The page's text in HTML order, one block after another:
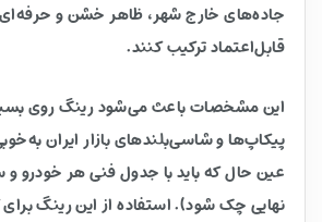
جاده‌های خارج شهر، ظاهر خشن و حرفه‌ای
قابل‌اعتماد ترکیب کنند.
این مشخصات باعث می‌شود رینگ روی
پیکاپ‌ها و شاسی‌بلندهای بازار ایران
عین حال که باید با جدول فنی هر خودرو و
نهایی چک شود). استفاده از این رینگ